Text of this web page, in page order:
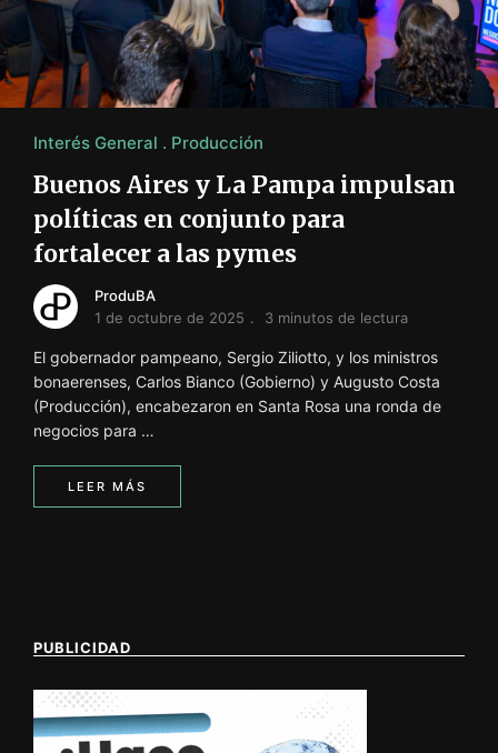
i
ó
n
INFORMACIÓN SOBRE LA PRODUCCIÓN EN LA
Interés General Producción
Buenos Aires y La Pampa impulsan
políticas en conjunto para
fortalecer a las pymes
ProduBA
1 de octubre de 2025
3 minutos de lectura
El gobernador pampeano, Sergio Ziliotto, y los ministros
bonaerenses, Carlos Bianco (Gobierno) y Augusto Costa
(Producción), encabezaron en Santa Rosa una ronda de
negocios para …
LEER MÁS
PUBLICIDAD